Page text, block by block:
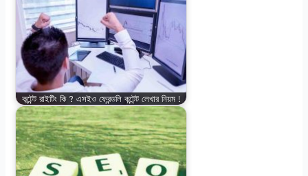
কন্টেন্ট রাইটিং কি ? এসইও ফ্রেন্ডলি কন্টেন্ট লেখার নিয়ম !